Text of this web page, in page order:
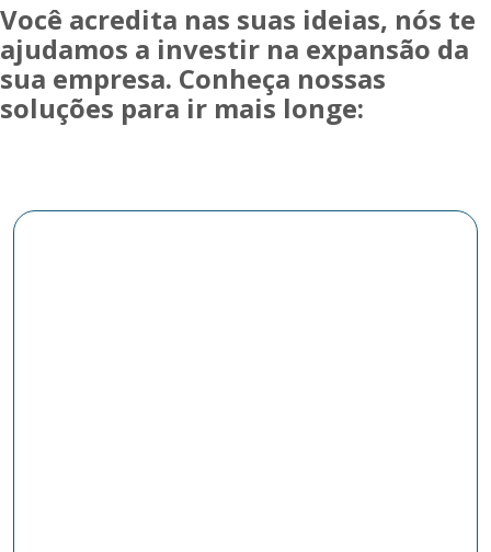
Você acredita nas suas ideias, nós te
ajudamos a investir na expansão da
sua empresa. Conheça nossas
soluções para ir mais longe: